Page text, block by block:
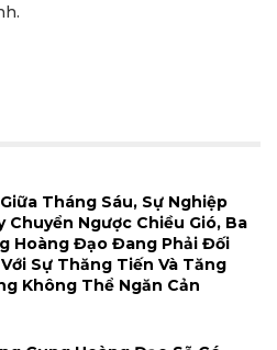
Tháng Sáu, Sự Nghiệp
Chuyển Ngược Chiều Gió, Ba
Hoàng Đạo Đang Phải Đối
Sự Thăng Tiến Và Tăng
Không Thể Ngăn Cản